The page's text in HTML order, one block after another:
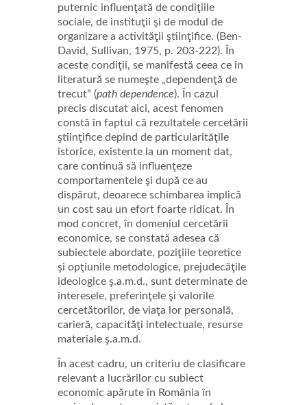
puternic influenţată de condiţiile
sociale, de instituţii şi de modul de
organizare a activităţii ştiinţifice. (Ben-
David, Sullivan, 1975, p. 203-222). În
aceste condiţii, se manifestă ceea ce în
literatură se numeşte „dependenţă de
trecut” (path dependence). În cazul
precis discutat aici, acest fenomen
constă în faptul că rezultatele cercetării
ştiinţifice depind de particularităţile
istorice, existente la un moment dat,
care continuă să influenţeze
comportamentele şi după ce au
dispărut, deoarece schimbarea implică
un cost sau un efort foarte ridicat. În
mod concret, în domeniul cercetării
economice, se constată adesea că
subiectele abordate, poziţiile teoretice
şi opţiunile metodologice, prejudecăţile
ideologice ş.a.m.d., sunt determinate de
interesele, preferinţele şi valorile
cercetătorilor, de viaţa lor personală,
carieră, capacităţi intelectuale, resurse
materiale ş.a.m.d.
În acest cadru, un criteriu de clasificare
relevant a lucrărilor cu subiect
economic apărute în România în